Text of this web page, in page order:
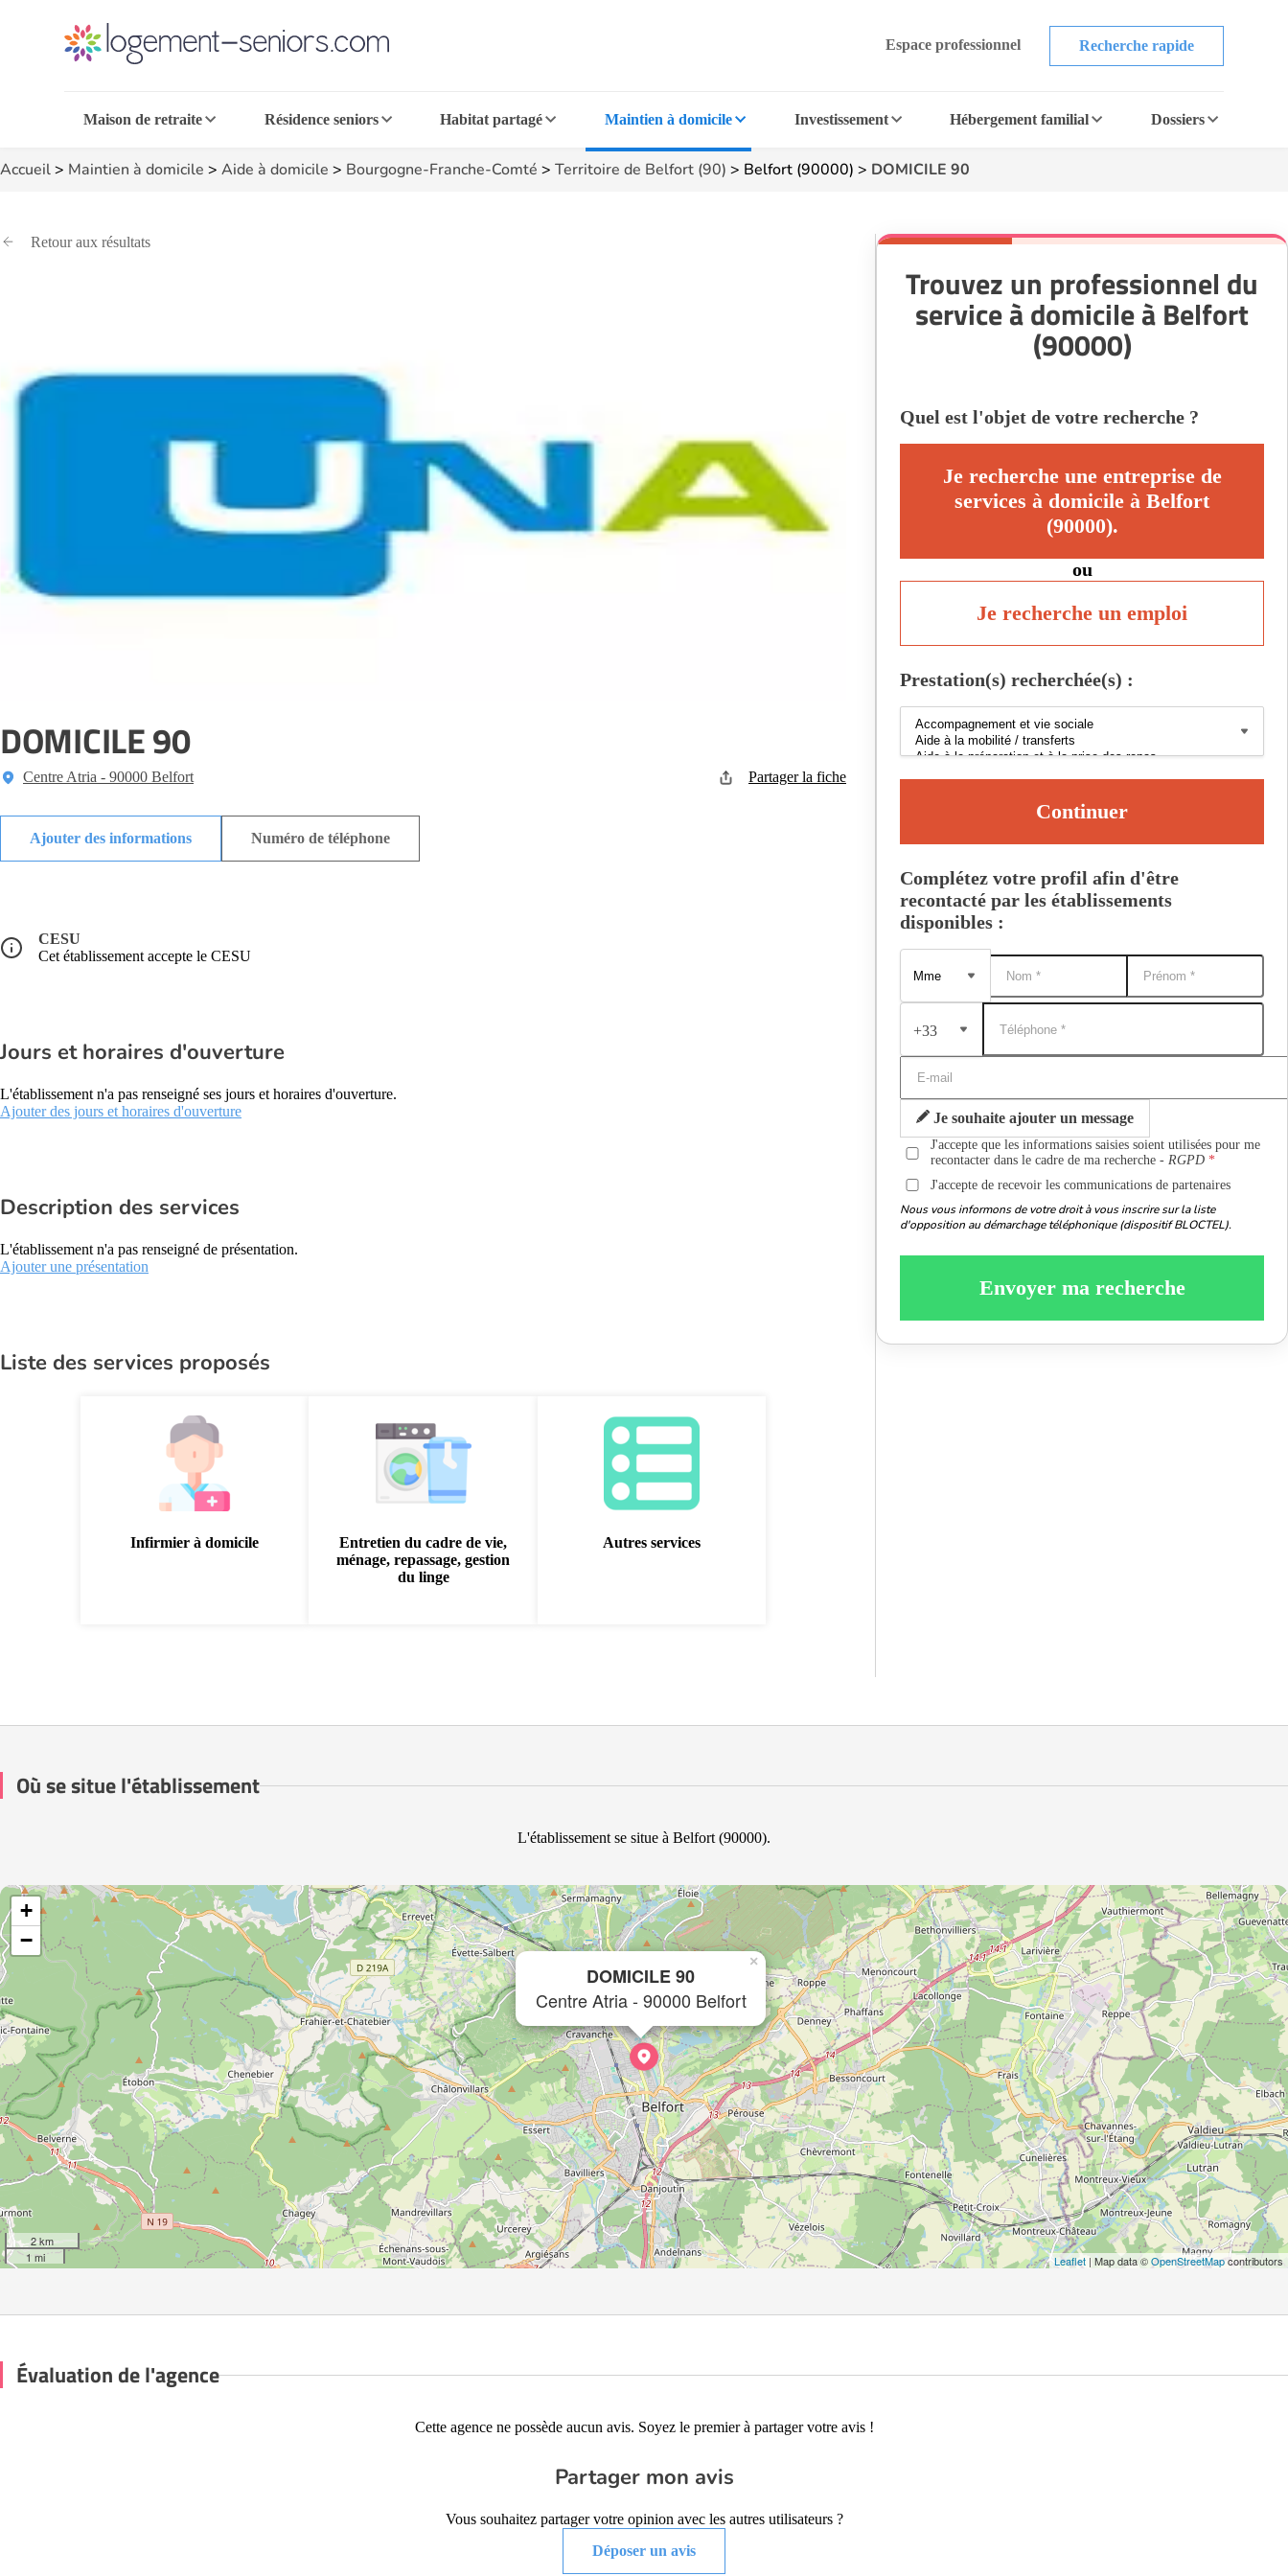
Espace professionnel Recherche rapide
Maison de retraite Résidence seniors Habitat partagé Maintien à domicile Investissement Hébergement familial Dossiers
Accueil> Maintien à domicile > Aide à domicile > Bourgogne-Franche-Comté > Territoire de Belfort (90) > Belfort (90000) > DOMICILE 90
Retour aux résultats
DOMICILE 90
Centre Atria - 90000 Belfort Partager la fiche
Ajouter des informations Numéro de téléphone
CESU
Cet établissement accepte le CESU
Jours et horaires d'ouverture
L'établissement n'a pas renseigné ses jours et horaires d'ouverture.
Ajouter des jours et horaires d'ouverture
Description des services
L'établissement n'a pas renseigné de présentation.
Ajouter une présentation
Liste des services proposés
Infirmier à domicile
Entretien du cadre de vie,
ménage, repassage, gestion
du linge
Autres services
Trouvez un professionnel du
service à domicile à Belfort
(90000)
Quel est l'objet de votre recherche ?
Je recherche une entreprise de
services à domicile à Belfort
(90000).
ou
Je recherche un emploi
Prestation(s) recherchée(s) :
Continuer
Complétez votre profil afin d'être
recontacté par les établissements
disponibles :
+33
Je souhaite ajouter un message
J'accepte que les informations saisies soient utilisées pour me
recontacter dans le cadre de ma recherche -RGPD
J'accepte de recevoir les communications de partenaires
Nous vous informons de votre droit à vous inscrire sur la liste
d'opposition au démarchage téléphonique (dispositif BLOCTEL).
Envoyer ma recherche
Où se situe l'établissement
L'établissement se situe à Belfort (90000).
DOMICILE 90
Centre Atria - 90000 Belfort
×
+
−
2 km
1 mi
Leaflet | Map data ©OpenStreetMapcontributors
Évaluation de l'agence
Cette agence ne possède aucun avis. Soyez le premier à partager votre avis !
Partager mon avis
Vous souhaitez partager votre opinion avec les autres utilisateurs ?
Déposer un avis